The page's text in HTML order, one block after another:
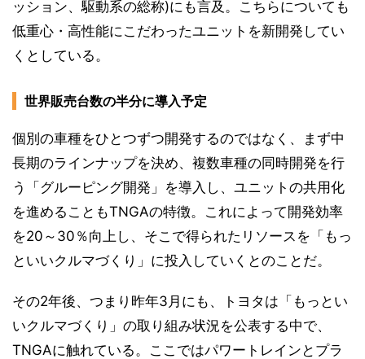
ッション、駆動系の総称)にも言及。こちらについても
低重心・高性能にこだわったユニットを新開発してい
くとしている。
世界販売台数の半分に導入予定
個別の車種をひとつずつ開発するのではなく、まず中
長期のラインナップを決め、複数車種の同時開発を行
う「グルーピング開発」を導入し、ユニットの共用化
を進めることもTNGAの特徴。これによって開発効率
を20～30％向上し、そこで得られたリソースを「もっ
といいクルマづくり」に投入していくとのことだ。
その2年後、つまり昨年3月にも、トヨタは「もっとい
いクルマづくり」の取り組み状況を公表する中で、
TNGAに触れている。ここではパワートレインとプラ